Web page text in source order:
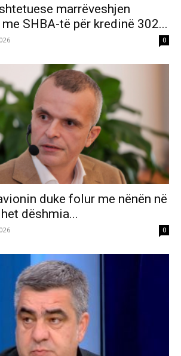
marrëveshjen
SHBA-të për kredinë 302...
0
duke folur me nënën në
dëshmia...
0